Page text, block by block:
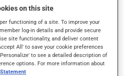
aux collations. La prise
de ce produit. Il est donc
avec modération. Afin
d'alcool vous est permise,
votre pharmacien ou votre
on this site
functioning of a site. To improve your
log-in details and provide secure
site functionality, and deliver content
All' to save your cookie preferences
to see a detailed description of
options. For more information about